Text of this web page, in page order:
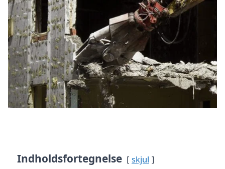
Indholdsfortegnelse skjul